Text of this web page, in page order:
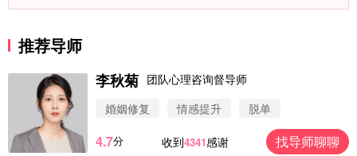
推荐导师
李秋菊 团队心理咨询督导师
婚姻修复
情感提升 脱单
4.7分 收到4341感谢 找导师聊聊
微信用户 圆圈 通过此页面咨询，已获得专属情感方